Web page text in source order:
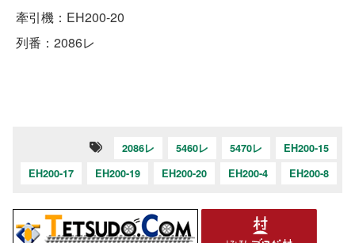
牽引機：EH200-20
列番：2086レ
2086レ 5460レ 5470レ
EH200-15
EH200-17
EH200-19 EH200-20 EH200-4 EH200-8